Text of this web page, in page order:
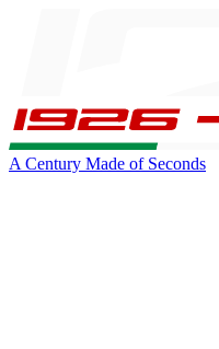
A Century Made of Seconds